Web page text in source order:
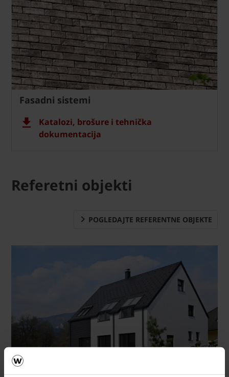
Fasadni sistemi
Katalozi, brošure i tehnička
dokumentacija
Referetni objekti
POGLEDAJTE REFERENTNE OBJEKTE